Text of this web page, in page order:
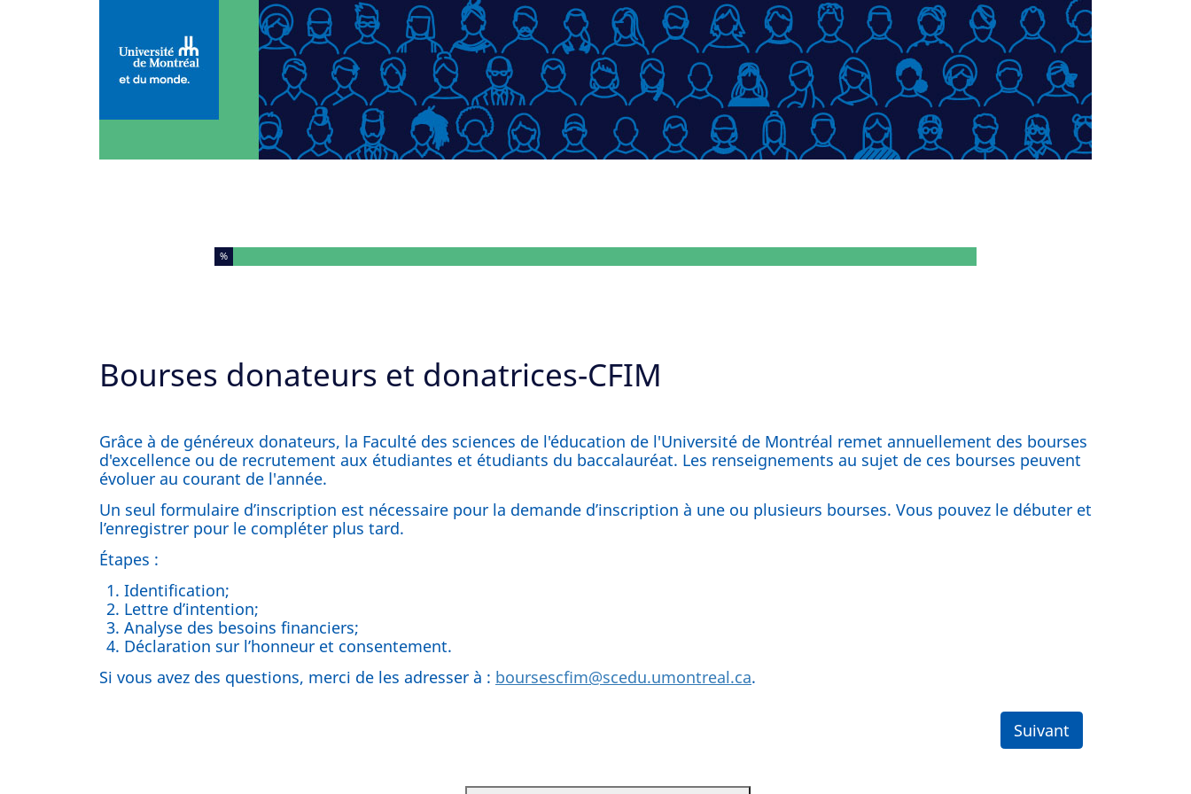
Vous avez complété % de ce questionnaire.
%
Bourses donateurs et donatrices-CFIM
Grâce à de généreux donateurs, la Faculté des sciences de l'éducation de l'Université de Montréal remet annuellement des bourses
d'excellence ou de recrutement aux étudiantes et étudiants du baccalauréat. Les renseignements au sujet de ces bourses peuvent
évoluer au courant de l'année.
Un seul formulaire d’inscription est nécessaire pour la demande d’inscription à une ou plusieurs bourses. Vous pouvez le débuter et
l’enregistrer pour le compléter plus tard.
Étapes :
Identification;
Lettre d’intention;
Analyse des besoins financiers;
Déclaration sur l’honneur et consentement.
Si vous avez des questions, merci de les adresser à : boursescfim@scedu.umontreal.ca.
Suivant